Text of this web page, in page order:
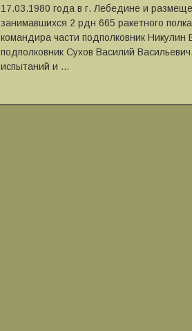
17.03.1980 года в г. Лебедине и
занимавшихся 2 рдн 665 ракетного
командира части подполковник
подполковник Сухов Василий
испытаний и …